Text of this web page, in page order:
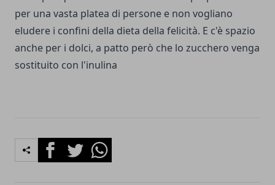
per una vasta platea di persone e non vogliano
eludere i confini della dieta della felicità. E c'è spazio
anche per i dolci, a patto però che lo zucchero venga
sostituito con l'inulina
FacebookTwitterWhatsapp